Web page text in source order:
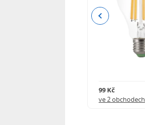
99 Kč
ve 2 obchodech
Previous